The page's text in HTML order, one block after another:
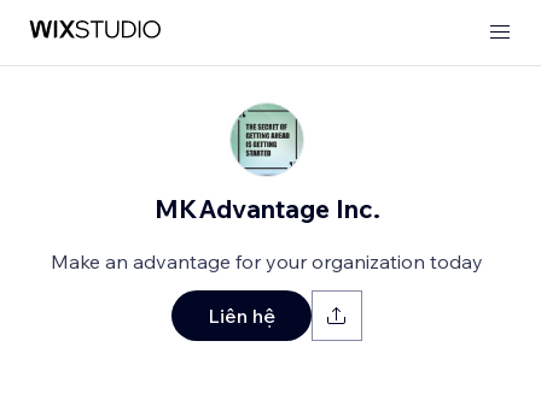
MKAdvantage Inc.
Make an advantage for your organization today
Liên hệ